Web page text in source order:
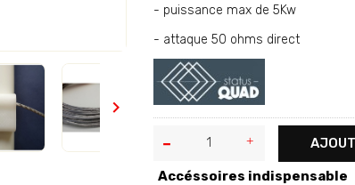

- puissance max de 5Kw
- attaque 50 ohms direct
Accéssoires indispensable